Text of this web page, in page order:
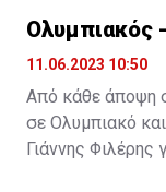
Ολυμπιακός
11.06.2023 10:50
Από κάθε άποψη
σε Ολυμπιακό
Γιάννης Φιλέρης